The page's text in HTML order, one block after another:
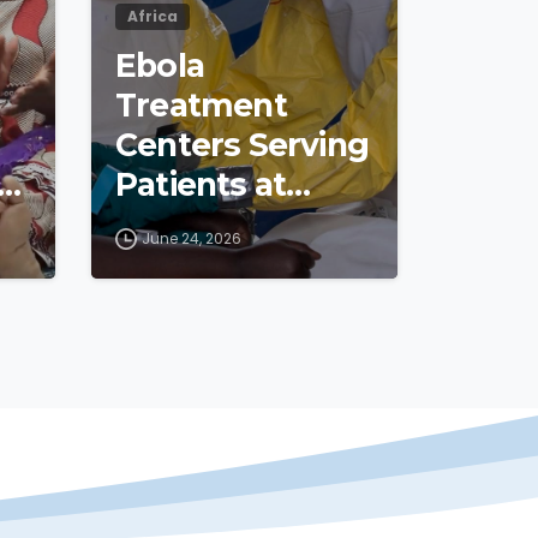
Africa
Ebola
Treatment
Centers Serving
Patients at
Epicenter of
Outbreak
June 24, 2026